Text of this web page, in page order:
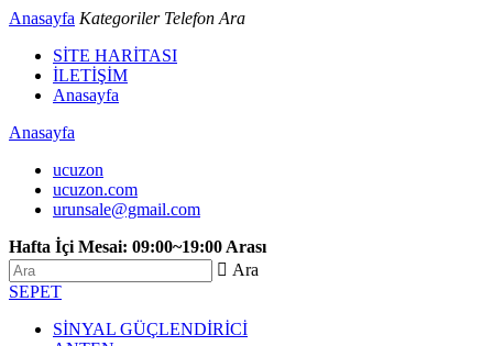
Anasayfa Kategoriler Telefon Ara
SİTE HARİTASI
İLETİŞİM
Anasayfa
Anasayfa
ucuzon
ucuzon.com
urunsale@gmail.com
Hafta İçi Mesai: 09:00~19:00 Arası
 Ara
SEPET
SİNYAL GÜÇLENDİRİCİ